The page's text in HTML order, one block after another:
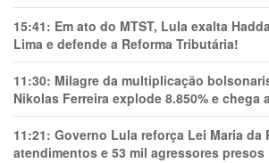
15:41: Em ato do MTST, Lula exalta
Lima e defende a Reforma Tributária!
11:30: Milagre da multiplicação
Nikolas Ferreira explode 8.850% e chega
11:21: Governo Lula reforça Lei Maria da
atendimentos e 53 mil agressores presos